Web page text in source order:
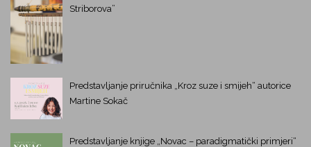
Striborova”
Predstavljanje priručnika „Kroz suze i smijeh“ autorice
Martine Sokač
Predstavljanje knjige „Novac – paradigmatički primjeri“